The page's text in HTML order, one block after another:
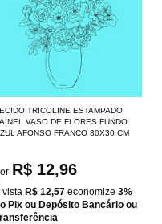
TRICOLINE ESTAMPADO
VASO DE FLORES FUNDO
AFONSO FRANCO 30X30 CM
R$ 12,96
vista R$ 12,57 economize 3%
Pix ou Depósito Bancário ou